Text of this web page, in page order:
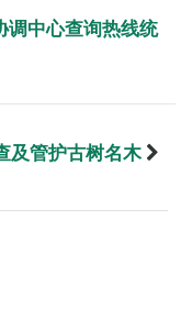
调中心查询热线统
及管护古树名木